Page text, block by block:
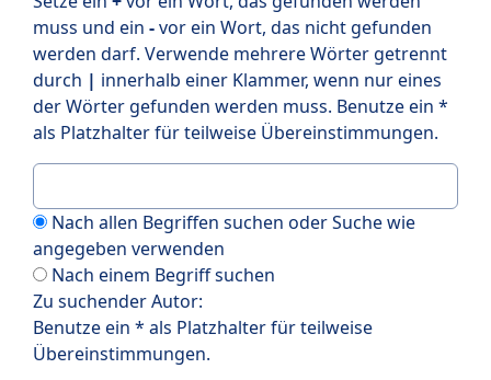
muss und ein -vor ein Wort, das nicht gefunden
werden darf. Verwende mehrere Wörter getrennt
durch | innerhalb einer Klammer, wenn nur eines
der Wörter gefunden werden muss. Benutze ein *
als Platzhalter für teilweise Übereinstimmungen.
Nach allen Begriffen suchen oder Suche wie
angegeben verwenden
Nach einem Begriff suchen
Zu suchender Autor:
Benutze ein * als Platzhalter für teilweise
Übereinstimmungen.